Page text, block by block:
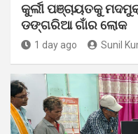
କୁର୍ଲୀ ପଞ୍ଚାୟତକୁ
ଡଙ୍ଗରିଆ ଗାଁର ଲୋକ
1 day ago Sunil